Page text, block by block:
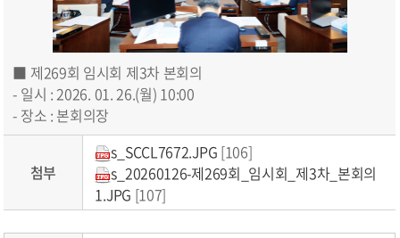
■ 제269회 임시회 제3차 본회의
- 일시 : 2026. 01. 26.(월) 10:00
- 장소 : 본회의장
첨부
s_SCCL7672.JPG [106]
s_20260126-제269회_임시회_제3차_본회의
1.JPG [107]